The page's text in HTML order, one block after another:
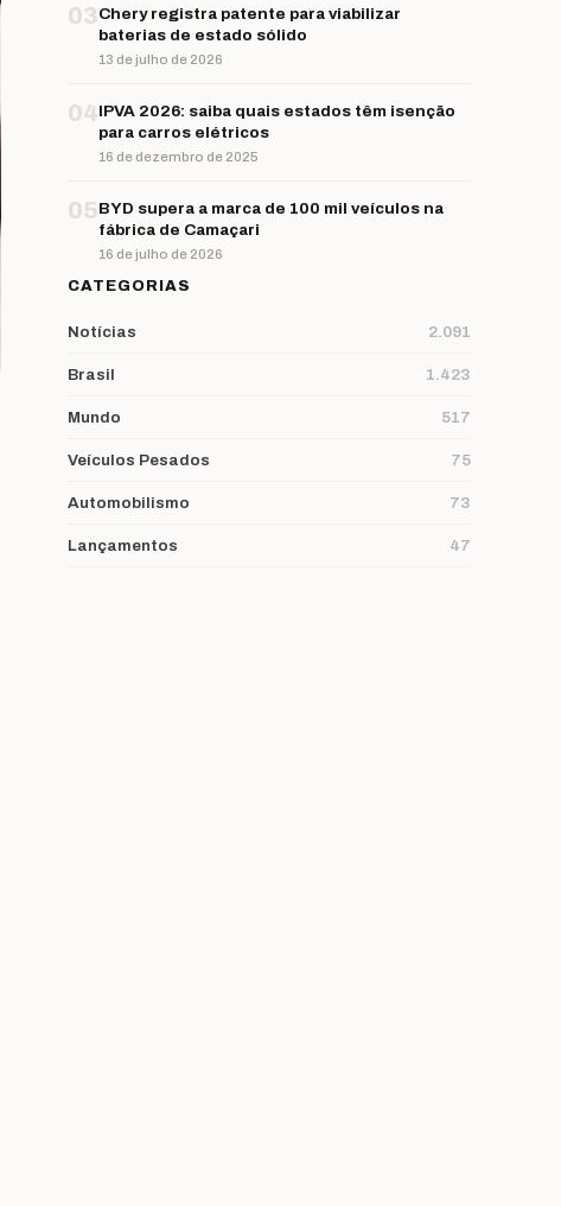
03Chery registra patente para viabilizar
baterias de estado sólido
13 de julho de 2026
04IPVA 2026: saiba quais estados têm isenção
para carros elétricos
16 de dezembro de 2025
05BYD supera a marca de 100 mil veículos na
fábrica de Camaçari
16 de julho de 2026
CATEGORIAS
Notícias 2.091
Brasil 1.423
Mundo 517
Veículos Pesados 75
Automobilismo 73
Lançamentos 47